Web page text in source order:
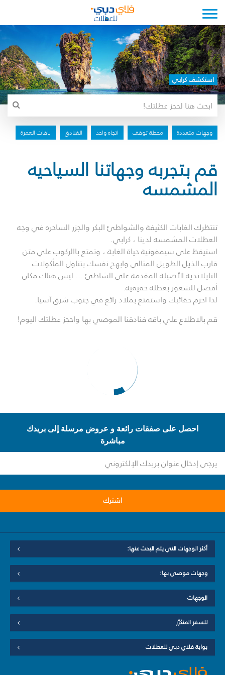
Toggle navigation
استكشف كرابي
وجهات متعددة محطة توقف اتجاه واحد الفنادق باقات العمرة
قم بتجربه وجهاتنا السياحيه
المشمسه
تنتظرك الغابات الكثيفة والشواطئ البكر والجزر الساحره في وجه
العطلات المشمسه لدينا ، كرابي.
استيقظ على سيمفونية حياة الغابة ، وتمتع باالركوب علي متن
قارب الذيل الطويل المثالي وابهج نفسك بتناول المأكولات
التايلاندية الأصيلة المقدمة على الشاطئ ... ليس هناك مكان
أفضل للشعور بعطله حقيقيه.
لذا احزم حقائبك واستمتع بملاذ رائع في جنوب شرق آسيا.
قم بالاطلاع علي باقه فنادقنا الموصي بها واحجز عطلتك اليوم!
احصل على صفقات رائعة و عروض مرسلة إلى بريدك
مباشرة
اشترك
أكثر الوجهات التي يتم البحث عنها:
وجهات موصى بها:
الوجهات
للسفر المتكرّر
بوابة فلاي دبي للعطلات